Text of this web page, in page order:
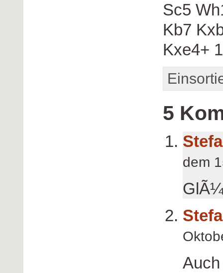
Sc5
Kb7
Kxe4+
5
dem